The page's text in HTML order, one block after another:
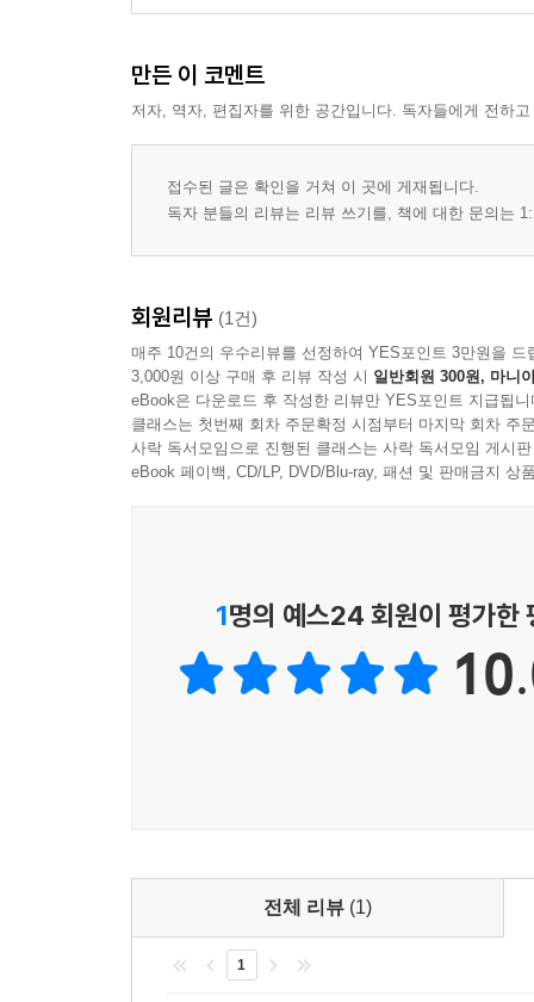
→ Step 2. 나의 버팀과 수고 인정하기
→ Step 3. 멈춰버린 시간으로 거슬러 가기
→ Step 4. 방어벽의 진짜 목적 이해하기
→ Step 5. 숨겨둔 감정에 이름 붙여주기
→ Step 6. 상처 입은 나와 연결되기
만든 이 코멘트
저자, 역자, 편집자를 위한 공간입니다. 독자들에게 전하
접수된 글은 확인을 거쳐 이 곳에 게재됩니다.
독자 분들의 리뷰는 리뷰 쓰기를, 책에 대한 문의는
회원리뷰 (1건)
매주 10건의 우수리뷰를 선정하여 YES포인트 3만원을 드
3,000원 이상 구매 후 리뷰 작성 시 일반회원 300원, 마니
eBook은 다운로드 후 작성한 리뷰만 YES포인트 지급됩니
클래스는 첫번째 회차 주문확정 시점부터 마지막 회차 주
사락 독서모임으로 진행된 클래스는 사락 독서모임 게시
eBook 페이백, CD/LP, DVD/Blu-ray, 패션 및 판매금지 상
1명의 예스24 회원이 평가한
전체 리뷰 (1)
1